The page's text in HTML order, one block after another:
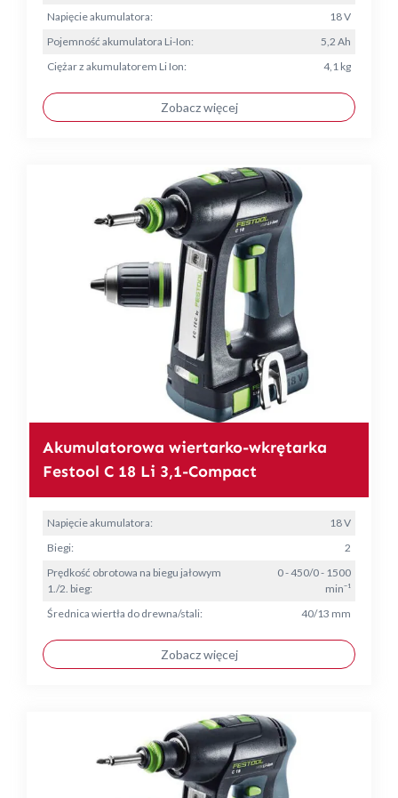
Napięcie akumulatora:
18 V
Pojemność akumulatora Li-Ion:
5,2 Ah
Ciężar z akumulatorem Li Ion:
4,1 kg
Zobacz więcej
Akumulatorowa wiertarko-wkrętarka
Festool C 18 Li 3,1-Compact
Napięcie akumulatora:
18 V
Biegi:
2
Prędkość obrotowa na biegu jałowym
1./2. bieg:
0 - 450/0 - 1500
min⁻¹
Średnica wiertła do drewna/stali:
40/13 mm
Zobacz więcej